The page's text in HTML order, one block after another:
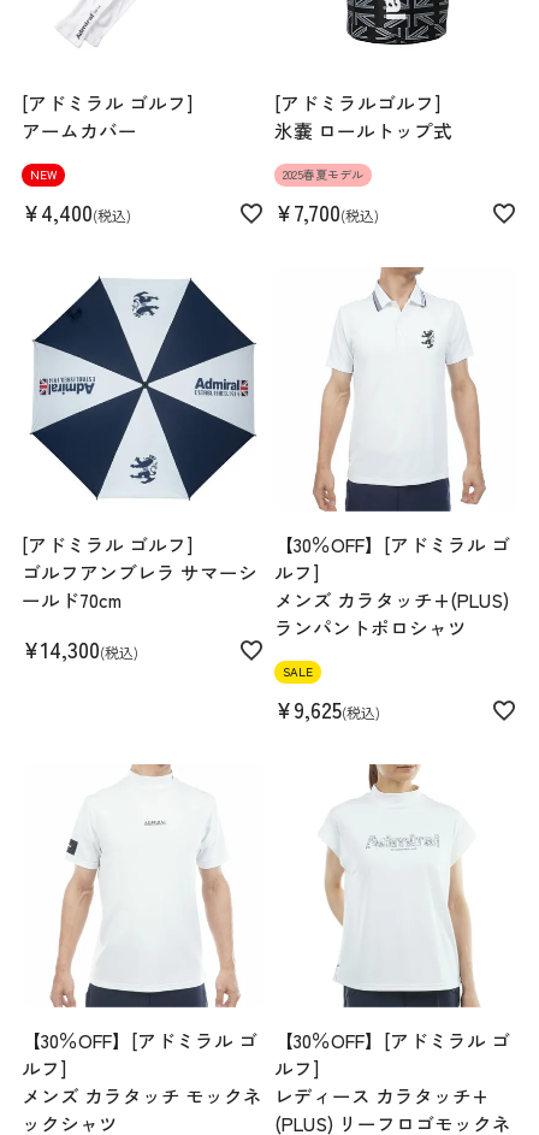
[アドミラル ゴルフ]
アームカバー
NEW
¥4,400 税込
[アドミラルゴルフ]
氷嚢 ロールトップ式
2025春夏モデル
¥7,700 税込
[アドミラル ゴルフ]
ゴルフアンブレラ サマーシ
ールド70cm
¥14,300 税込
【30％OFF】[アドミラル ゴ
ルフ]
メンズ カラタッチ+(PLUS)
ランパントポロシャツ
SALE
¥9,625 税込
【30％OFF】[アドミラル ゴ
ルフ]
メンズ カラタッチ モックネ
ックシャツ
【30％OFF】[アドミラル ゴ
ルフ]
レディース カラタッチ+
(PLUS) リーフロゴモックネ